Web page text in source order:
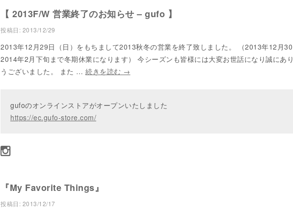
【 2013F/W 営業終了のお知らせ – gufo 】
投稿日: 2013/12/29
2013年12月29日（日）をもちまして2013秋冬の営業を終了致しました。 （2013年12月30
2014年2月下旬まで冬期休業になります） 今シーズンも皆様には大変お世話になり誠にあ
うございました。 また … 続きを読む →
gufoのオンラインストアがオープンいたしました
https://ec.gufo-store.com/
『My Favorite Things』
投稿日: 2013/12/17